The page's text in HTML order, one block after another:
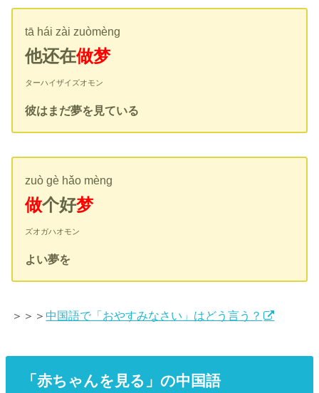
tā hái zài zuòmèng
他还在做梦
ターハイザイズオモン
彼はまだ夢を見ている
zuò gè hǎo mèng
做个好梦
ズオガハオモン
よい夢を
＞＞＞中国語で「おやすみなさい」はどう言う？
「赤ちゃんを見る」の中国語